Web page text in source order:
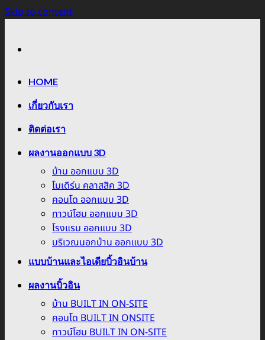
Skip to content
HOME
เกี่ยวกับเรา
ติดต่อเรา
ผลงานออกแบบ 3D
บ้าน ออกแบบ 3D
โมเดิร์น คลาสสิค 3D
คอนโด ออกแบบ 3D
ทาวน์โฮม ออกแบบ 3D
โรงแรม ออกแบบ 3D
บริเวณนอกบ้าน ออกแบบ 3D
แบบบ้านและไอเดียบิ้วอินบ้าน
ผลงานบิ้วอิน
บ้าน BUILT IN ON-SITE
คอนโด BUILT IN ONSITE
ทาวน์โฮม BUILT IN ON-SITE